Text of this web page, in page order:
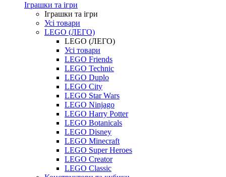
Іграшки та ігри
Іграшки та ігри
Усі товари
LEGO (ЛЕГО)
LEGO (ЛЕГО)
Усі товари
LEGO Friends
LEGO Technic
LEGO Duplo
LEGO City
LEGO Star Wars
LEGO Ninjago
LEGO Harry Potter
LEGO Botanicals
LEGO Disney
LEGO Minecraft
LEGO Super Heroes
LEGO Creator
LEGO Classic